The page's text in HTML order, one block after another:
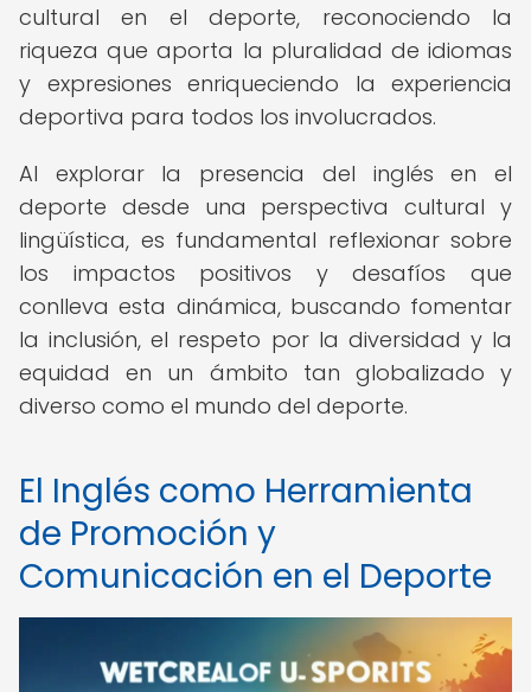
cultural en el deporte, reconociendo la
riqueza que aporta la pluralidad de idiomas
y expresiones enriqueciendo la experiencia
deportiva para todos los involucrados.
Al explorar la presencia del inglés en el
deporte desde una perspectiva cultural y
lingüística, es fundamental reflexionar sobre
los impactos positivos y desafíos que
conlleva esta dinámica, buscando fomentar
la inclusión, el respeto por la diversidad y la
equidad en un ámbito tan globalizado y
diverso como el mundo del deporte.
El Inglés como Herramienta
de Promoción y
Comunicación en el Deporte